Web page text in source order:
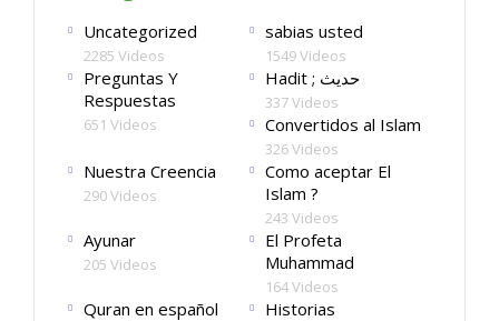
Uncategorized
2285 Videos
sabias usted
1549 Videos
Preguntas Y
Respuestas
651 Videos
Hadit ; حديث
337 Videos
Convertidos al Islam
326 Videos
Nuestra Creencia
290 Videos
Como aceptar El
Islam ?
243 Videos
Ayunar
205 Videos
El Profeta
Muhammad
164 Videos
Quran en español Historias